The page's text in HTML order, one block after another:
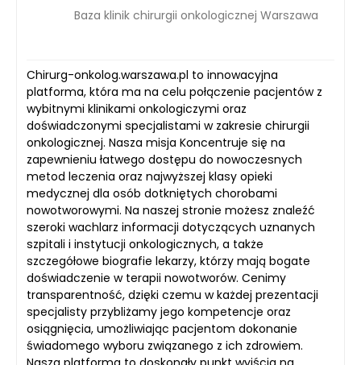
Baza klinik chirurgii onkologicznej Warszawa
Chirurg-onkolog.warszawa.pl to innowacyjna
platforma, która ma na celu połączenie pacjentów z
wybitnymi klinikami onkologiczymi oraz
doświadczonymi specjalistami w zakresie chirurgii
onkologicznej. Nasza misja Koncentruje się na
zapewnieniu łatwego dostępu do nowoczesnych
metod leczenia oraz najwyższej klasy opieki
medycznej dla osób dotkniętych chorobami
nowotworowymi. Na naszej stronie możesz znaleźć
szeroki wachlarz informacji dotyczących uznanych
szpitali i instytucji onkologicznych, a także
szczegółowe biografie lekarzy, którzy mają bogate
doświadczenie w terapii nowotworów. Cenimy
transparentność, dzięki czemu w każdej prezentacji
specjalisty przybliżamy jego kompetencje oraz
osiągnięcia, umożliwiając pacjentom dokonanie
świadomego wyboru związanego z ich zdrowiem.